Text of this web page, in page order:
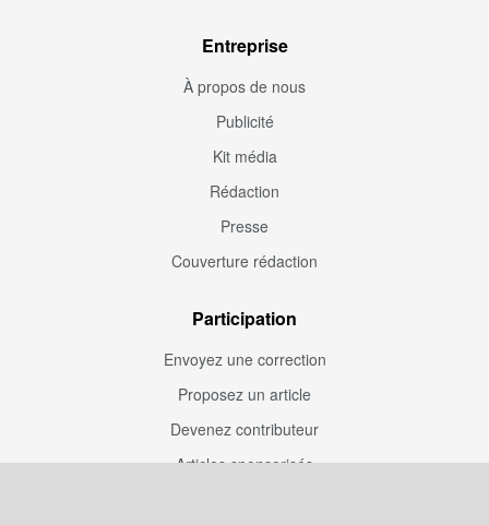
Entreprise
À propos de nous
Publicité
Kit média
Rédaction
Presse
Couverture rédaction
Participation
Envoyez une correction
Proposez un article
Devenez contributeur
Articles sponsorisés